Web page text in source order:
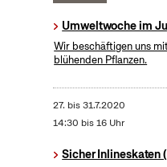
Umweltwoche im
Wir beschäftigen uns
blühenden Pflanzen.
27. bis31.7.2020
14:30 bis 16 Uhr
Sicher Inlineskaten